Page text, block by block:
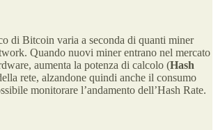
di Bitcoin varia a seconda di quanti miner
Quando nuovi miner entrano nel mercato
aumenta la potenza di calcolo (Hash
rete, alzandone quindi anche il consumo
monitorare l’andamento dell’Hash Rate.